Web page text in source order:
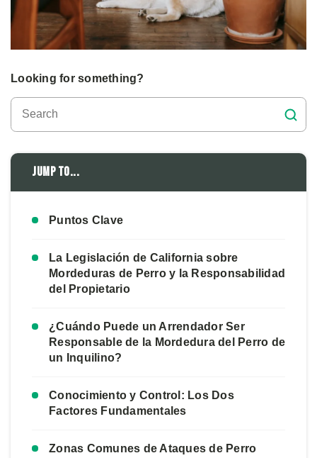
Looking for something?
Jump to...
Puntos Clave
La Legislación de California sobre
Mordeduras de Perro y la Responsabilidad
del Propietario
¿Cuándo Puede un Arrendador Ser
Responsable de la Mordedura del Perro de
un Inquilino?
Conocimiento y Control: Los Dos
Factores Fundamentales
Zonas Comunes de Ataques de Perro